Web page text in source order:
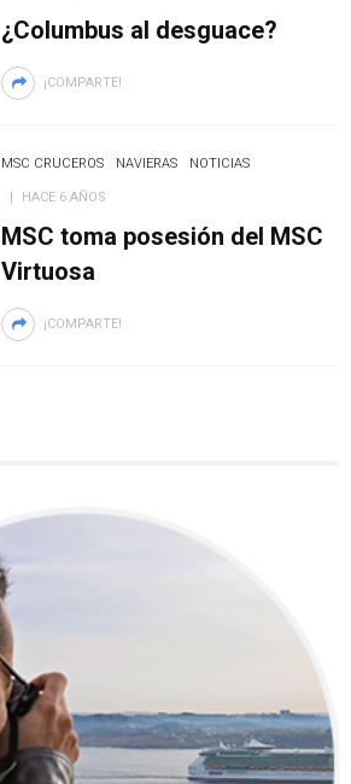
¿Columbus al desguace?
¡COMPARTE!
MSC CRUCEROS NAVIERAS NOTICIAS
HACE 6 AÑOS
MSC toma posesión del MSC
Virtuosa
¡COMPARTE!